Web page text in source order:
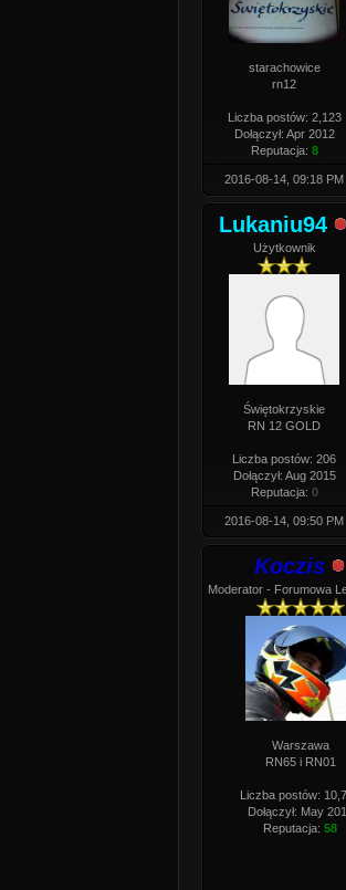
starachowice
rn12
Liczba postów: 2,123
Dołączył: Apr 2012
Reputacja: 8
2016-08-14, 09:18 PM
Lukaniu94
Użytkownik
Świętokrzyskie
RN 12 GOLD
Liczba postów: 206
Dołączył: Aug 2015
Reputacja: 0
2016-08-14, 09:50 PM
Koczis
Moderator - Forumowa
Warszawa
RN65 i RN01
Liczba postów:
Dołączył: May
Reputacja: 58